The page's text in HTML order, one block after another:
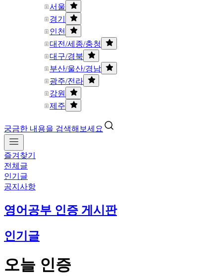
서울
경기
인천
대전/세종/충청
대구/경북
부산/울산/경남
광주/전라
강원
제주
궁금한 내용을 검색해보세요
즐겨찾기
전체글
인기글
공지사항
영어공부 인증 게시판
인기글
오늘 인증